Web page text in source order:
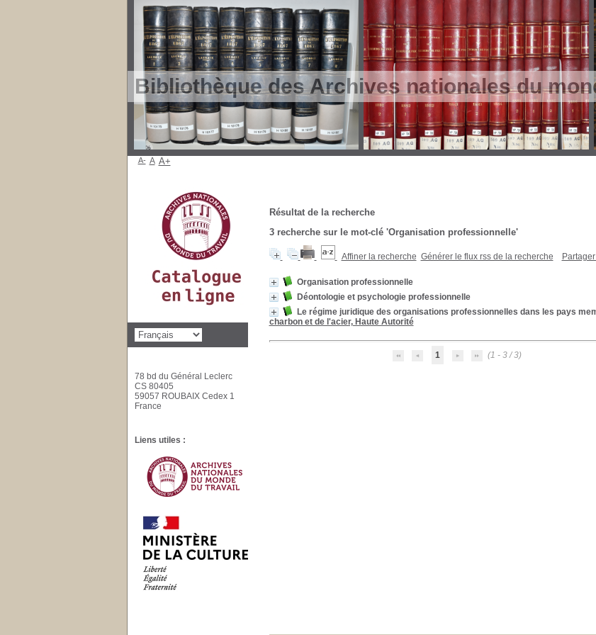
Bibliothèque des Archives nationales du
Résultat de la recherche
3recherche sur le mot-clé 'Organisation professionnelle'
Affiner la recherche Générer le flux rss de la recherche
Organisation professionnelle
Déontologie et psychologie professionnelle
Le régime juridique des organisations professionnelles dans les pays
charbon et de l'acier, Haute Autorité
1 (1 - 3 / 3)
A- A A+
78 bd du Général Leclerc
CS 80405
59057 ROUBAIX Cedex 1
France
Liens utiles :